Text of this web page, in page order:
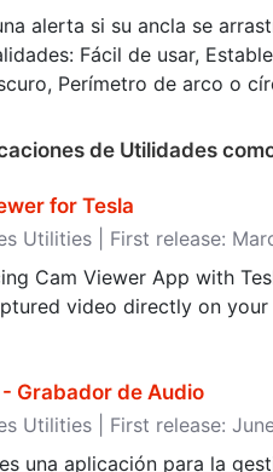
alerta si su ancla se
Fácil de usar,
Perímetro de arco o
de Utilidades
for Tesla
Utilities | First release:
Cam Viewer App with
video directly on your
- Grabador de Audio
Utilities | First release:
una aplicación para la